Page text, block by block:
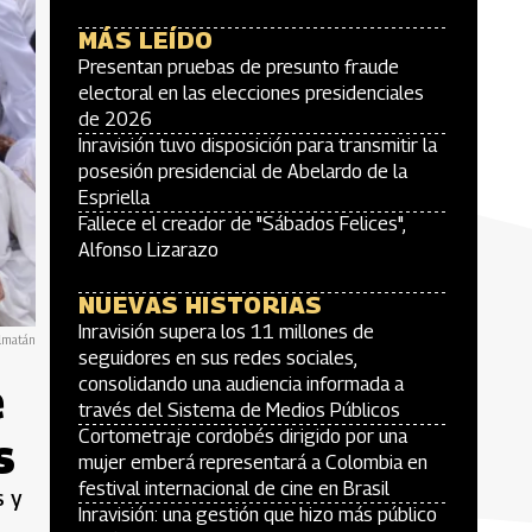
y
MÁS LEÍDO
Presentan pruebas de presunto fraude
electoral en las elecciones presidenciales
de 2026
Inravisión tuvo disposición para transmitir la
posesión presidencial de Abelardo de la
Espriella
Fallece el creador de "Sábados Felices",
Alfonso Lizarazo
NUEVAS HISTORIAS
Inravisión supera los 11 millones de
seguidores en sus redes sociales,
consolidando una audiencia informada a
través del Sistema de Medios Públicos
Cortometraje cordobés dirigido por una
mujer emberá representará a Colombia en
festival internacional de cine en Brasil
Inravisión: una gestión que hizo más público